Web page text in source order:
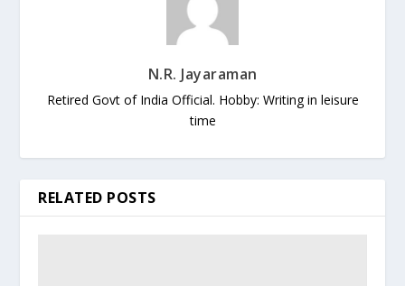
N.R. Jayaraman
Retired Govt of India Official. Hobby: Writing in leisure
time
RELATED POSTS